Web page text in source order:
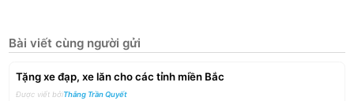
Bài viết cùng người gửi
Tặng xe đạp, xe lăn cho các tỉnh miền Bắc
Được viết bởiThắng Trần Quyết